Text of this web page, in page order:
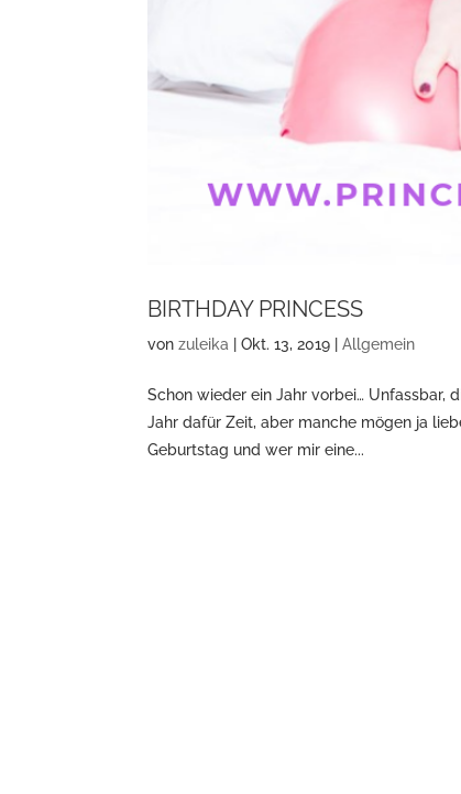
BIRTHDAY PRINCESS
vonzuleika |Okt. 13, 2019 |Allgemein
Schon wieder ein Jahr vorbei… Unfassbar,
Jahr dafür Zeit, aber manche mögen ja
Geburtstag und wer mir eine...